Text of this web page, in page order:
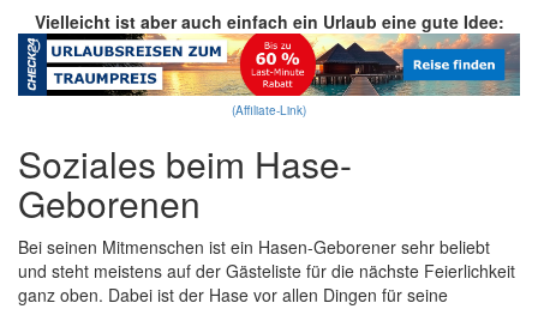
Vielleicht ist aber auch einfach ein Urlaub eine gute Idee:
(Affiliate-Link)
Soziales beim Hase-
Geborenen
Bei seinen Mitmenschen ist ein Hasen-Geborener sehr beliebt
und steht meistens auf der Gästeliste für die nächste Feierlichkeit
ganz oben. Dabei ist der Hase vor allen Dingen für seine